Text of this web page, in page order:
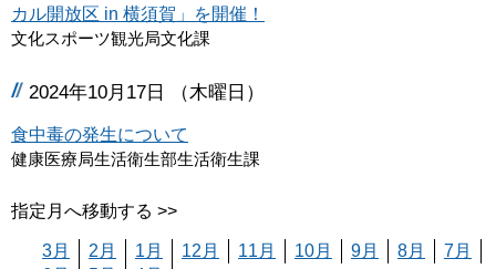
カル開放区 in 横須賀」を開催！
文化スポーツ観光局文化課
2024年10月17日 （木曜日）
食中毒の発生について
健康医療局生活衛生部生活衛生課
指定月へ移動する >>
3月 2月 1月 12月 11月 10月 9月 8月
7月